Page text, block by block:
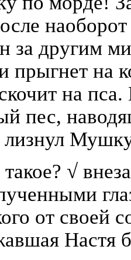
за другим
прыгнет на
на
пес,
√
от своей
Настя